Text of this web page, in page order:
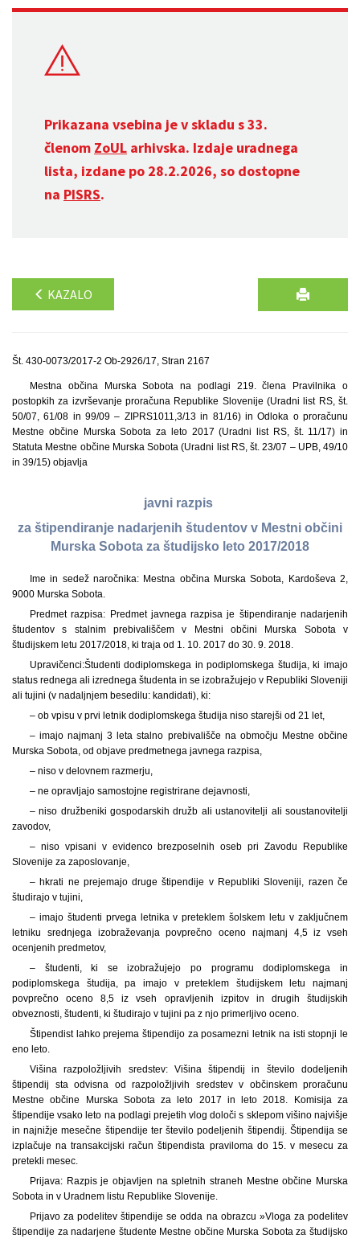
Prikazana vsebina je v skladu s 33.
členom ZoUL arhivska. Izdaje uradnega
lista, izdane po 28.2.2026, so dostopne
na PISRS.
KAZALO
Št. 430-0073/2017-2 Ob-2926/17, Stran 2167
Mestna občina Murska Sobota na podlagi 219. člena Pravilnika o
postopkih za izvrševanje proračuna Republike Slovenije (Uradni list RS, št.
50/07, 61/08 in 99/09 – ZIPRS1011,3/13 in 81/16) in Odloka o proračunu
Mestne občine Murska Sobota za leto 2017 (Uradni list RS, št. 11/17) in
Statuta Mestne občine Murska Sobota (Uradni list RS, št. 23/07 – UPB, 49/10
in 39/15) objavlja
javni razpis
za štipendiranje nadarjenih študentov v Mestni občini
Murska Sobota za študijsko leto 2017/2018
Ime in sedež naročnika: Mestna občina Murska Sobota, Kardoševa 2,
9000 Murska Sobota.
Predmet razpisa: Predmet javnega razpisa je štipendiranje nadarjenih
študentov s stalnim prebivališčem v Mestni občini Murska Sobota v
študijskem letu 2017/2018, ki traja od 1. 10. 2017 do 30. 9. 2018.
Upravičenci:Študenti dodiplomskega in podiplomskega študija, ki imajo
status rednega ali izrednega študenta in se izobražujejo v Republiki Sloveniji
ali tujini (v nadaljnjem besedilu: kandidati), ki:
– ob vpisu v prvi letnik dodiplomskega študija niso starejši od 21 let,
– imajo najmanj 3 leta stalno prebivališče na območju Mestne občine
Murska Sobota, od objave predmetnega javnega razpisa,
– niso v delovnem razmerju,
– ne opravljajo samostojne registrirane dejavnosti,
– niso družbeniki gospodarskih družb ali ustanovitelji ali soustanovitelji
zavodov,
– niso vpisani v evidenco brezposelnih oseb pri Zavodu Republike
Slovenije za zaposlovanje,
– hkrati ne prejemajo druge štipendije v Republiki Sloveniji, razen če
študirajo v tujini,
– imajo študenti prvega letnika v preteklem šolskem letu v zaključnem
letniku srednjega izobraževanja povprečno oceno najmanj 4,5 iz vseh
ocenjenih predmetov,
– študenti, ki se izobražujejo po programu dodiplomskega in
podiplomskega študija, pa imajo v preteklem študijskem letu najmanj
povprečno oceno 8,5 iz vseh opravljenih izpitov in drugih študijskih
obveznosti, študenti, ki študirajo v tujini pa z njo primerljivo oceno.
Štipendist lahko prejema štipendijo za posamezni letnik na isti stopnji le
eno leto.
Višina razpoložljivih sredstev: Višina štipendij in število dodeljenih
štipendij sta odvisna od razpoložljivih sredstev v občinskem proračunu
Mestne občine Murska Sobota za leto 2017 in leto 2018. Komisija za
štipendije vsako leto na podlagi prejetih vlog določi s sklepom višino najvišje
in najnižje mesečne štipendije ter število podeljenih štipendij. Štipendija se
izplačuje na transakcijski račun štipendista praviloma do 15. v mesecu za
pretekli mesec.
Prijava: Razpis je objavljen na spletnih straneh Mestne občine Murska
Sobota in v Uradnem listu Republike Slovenije.
Prijavo za podelitev štipendije se odda na obrazcu »Vloga za podelitev
štipendije za nadarjene študente Mestne občine Murska Sobota za študijsko